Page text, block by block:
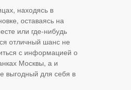
находясь в
оставаясь на
или где-нибудь
отличный шанс не
с информацией о
Москвы, а и
выгодный для себя в